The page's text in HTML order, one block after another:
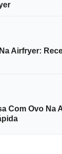
Airfryer:
Com Ovo Na